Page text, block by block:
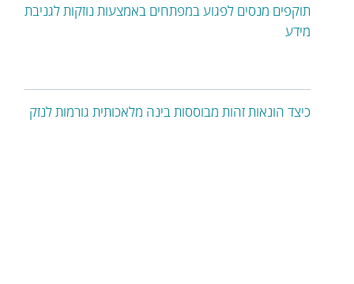
תוקפים מנסים לפגוע במפתחים באמצעות נוזקות לגניבת
מידע
כיצד הונאות זהות מבוססות בינה מלאכותית גורמות לנזק